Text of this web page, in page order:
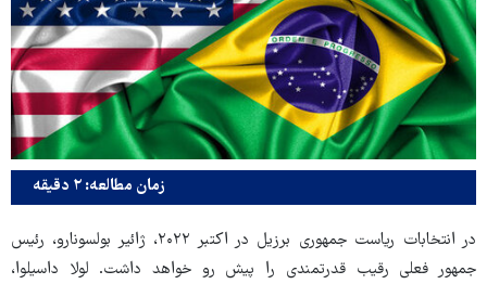
زمان مطالعه: ۲ دقیقه
در انتخابات ریاست جمهوری برزیل در اکتبر ۲۰۲۲، ژائیر بولسونارو، رئیس
جمهور فعلی رقیب قدرتمندی را پیش رو خواهد داشت. لولا داسیلوا،